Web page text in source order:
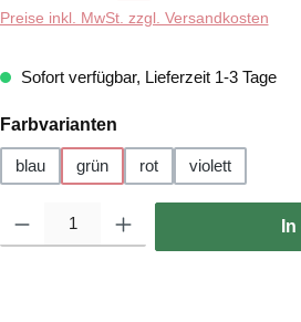
Preise inkl. MwSt. zzgl. Versandkosten
Sofort verfügbar, Lieferzeit 1-3 Tage
Farbvariantenauswählen
blau grün rot violett